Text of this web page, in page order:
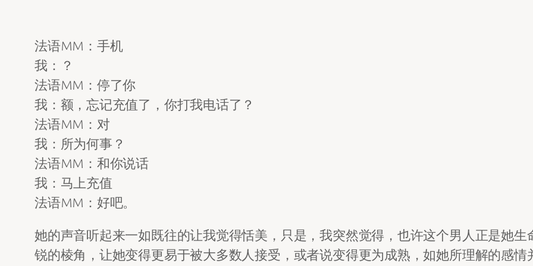
法语MM：手机
我：？
法语MM：停了你
我：额，忘记充值了，你打我电话了？
法语MM：对
我：所为何事？
法语MM：和你说话
我：马上充值
法语MM：好吧。
她的声音听起来一如既往的让我觉得恬美，只是，我突然觉得，也许这个男人正是她
锐的棱角，让她变得更易于被大多数人接受，或者说变得更为成熟，如她所理解的感